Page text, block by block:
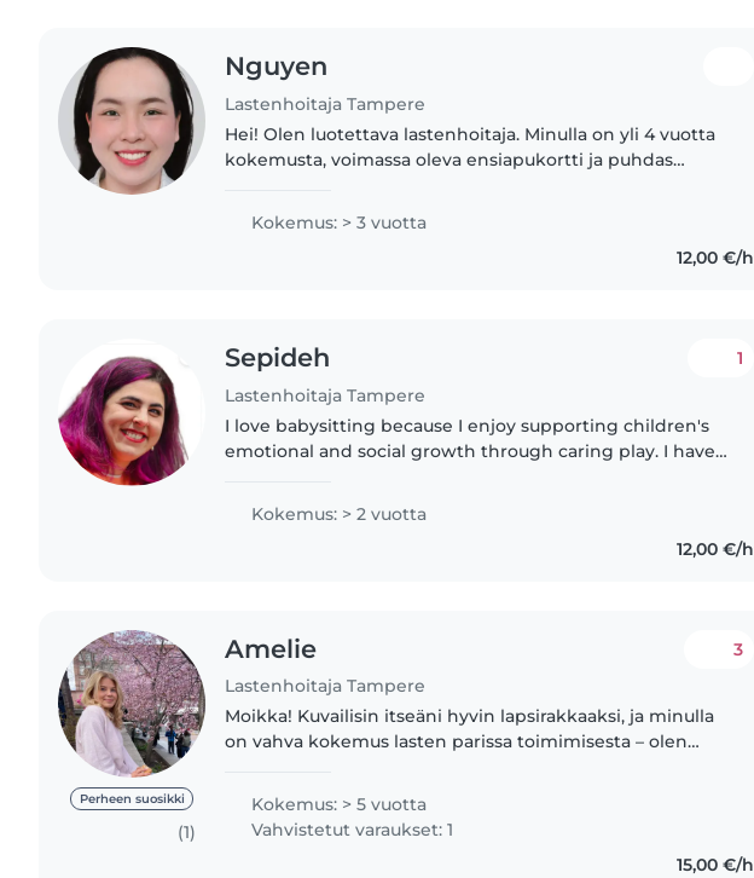
Nguyen
Lastenhoitaja Tampere
Hei! Olen luotettava lastenhoitaja. Minulla on yli 4 vuotta
kokemusta, voimassa oleva ensiapukortti ja puhdas
keskustelemaan..
Kokemus: > 3 vuotta
12,00 €/h
Sepideh
Lastenhoitaja Tampere
1
I love babysitting because I enjoy supporting children's
emotional and social growth through caring play. I have
Kokemus: > 2 vuotta
12,00 €/h
Perheen suosikki
(1)
Amelie
Lastenhoitaja Tampere
3
Moikka! Kuvailisin itseäni hyvin lapsirakkaaksi, ja minulla
on vahva kokemus lasten parissa toimimisesta – olen
vastuullisuutta,..
Kokemus: > 5 vuotta
Vahvistetut varaukset: 1
15,00 €/h